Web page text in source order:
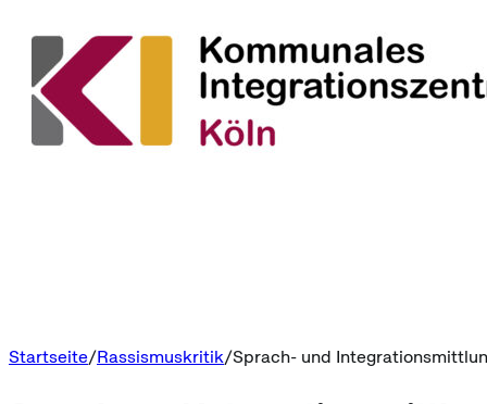
Startseite Rassismuskritik Sprach- und